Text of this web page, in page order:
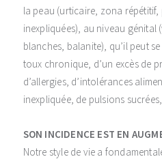
la peau (urticaire, zona
inexpliquées), au niveau
blanches, balanite), qu’il peut
toux chronique, d’un excès de
d’allergies, d’intolérances
inexpliquée, de pulsions
SON INCIDENCE EST EN
Notre style de vie a